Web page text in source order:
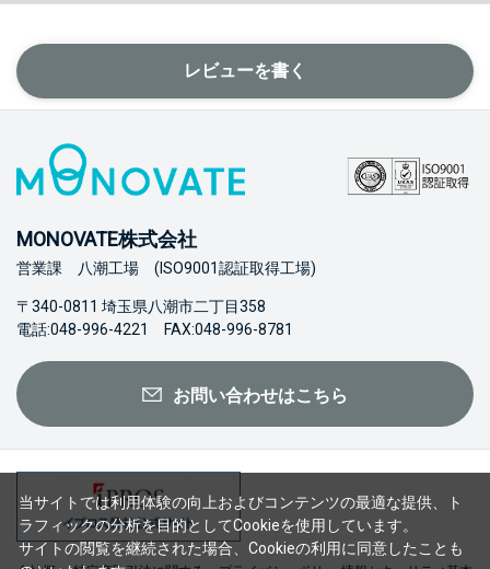
レビューを書く
MONOVATE株式会社
営業課 八潮工場 (ISO9001認証取得工場)
〒340-0811 埼玉県八潮市二丁目358
電話:048-996-4221 FAX:048-996-8781
お問い合わせはこちら
当サイトでは利用体験の向上およびコンテンツの最適な提供、ト
ラフィックの分析を目的としてCookieを使用しています。
サイトの閲覧を継続された場合、Cookieの利用に同意したことも